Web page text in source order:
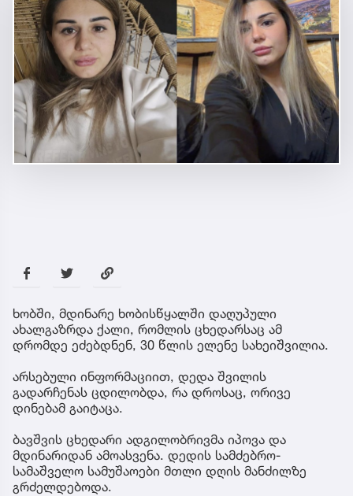
ხობში, მდინარე ხობისწყალში დაღუპული
ახალგაზრდა ქალი, რომლის ცხედარსაც ამ
დრომდე ეძებდნენ, 30 წლის ელენე სახეიშვილია.
არსებული ინფორმაციით, დედა შვილის
გადარჩენას ცდილობდა, რა დროსაც, ორივე
დინებამ გაიტაცა.
ბავშვის ცხედარი ადგილობრივმა იპოვა და
მდინარიდან ამოასვენა. დედის სამძებრო-
სამაშველო სამუშაოები მთლი დღის მანძილზე
გრძელდებოდა.